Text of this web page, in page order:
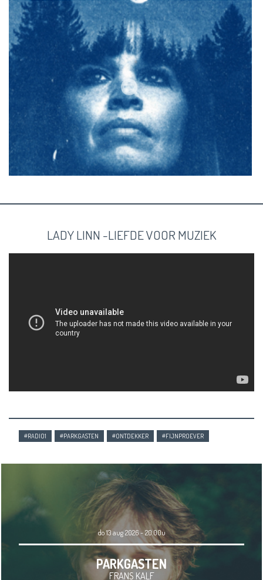
LADY LINN -LIEFDE VOOR MUZIEK
#RADIO1 #PARKGASTEN #ONTDEKKER #FIJNPROEVER
do 13 aug 2026 - 20.00u
PARKGASTEN
FRANS KALF